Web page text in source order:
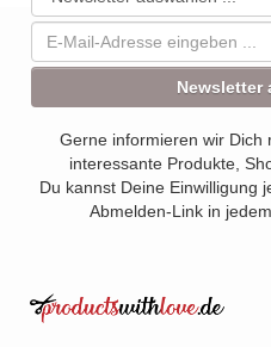
Newsletter
Gerne informieren wir
interessante Produkte,
Du kannst Deine Einwilligung
Abmelden-Link in